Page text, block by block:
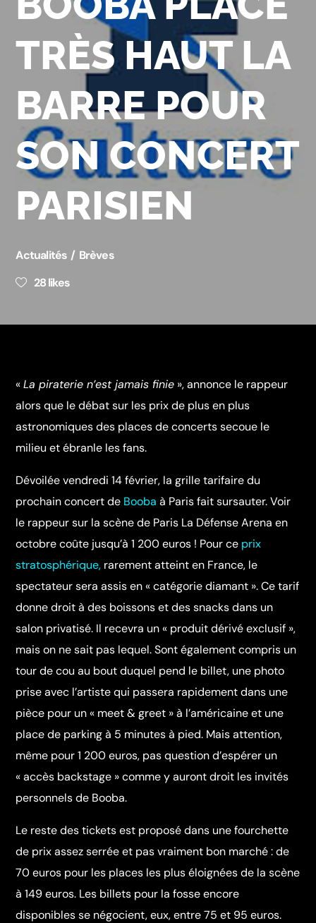
TRÈS HAUT LA
BARRE POUR
SON CONCERT
PARISIEN
Actualités
Brèves
28likes
«La piraterie n’est jamais finie », annonce le rappeur
alors que le débat sur les prix de plus en plus
astronomiques des places de concerts secoue le
milieu et ébranle les fans.
Dévoilée vendredi 14 février, la grille tarifaire du
prochain concert de Booba à Paris fait sursauter. Voir
le rappeur sur la scène de Paris La Défense Arena en
octobre coûte jusqu’à 1 200 euros ! Pour ce prix
stratosphérique, rarement atteint en France, le
spectateur sera assis en « catégorie diamant ». Ce tarif
donne droit à des boissons et des snacks dans un
salon privatisé. Il recevra un « produit dérivé exclusif »,
mais on ne sait pas lequel. Sont également compris un
tour de cou au bout duquel pend le billet, une photo
prise avec l’artiste qui passera rapidement dans une
pièce pour un « meet & greet » à l’américaine et une
place de parking à 5 minutes à pied. Mais attention,
même pour 1 200 euros, pas question d’espérer un
« accès backstage » comme y auront droit les invités
personnels de Booba.
Le reste des tickets est proposé dans une fourchette
de prix assez serrée et pas vraiment bon marché : de
70 euros pour les places les plus éloignées de la scène
à 149 euros. Les billets pour la fosse encore
disponibles se négocient, eux, entre 75 et 95 euros.